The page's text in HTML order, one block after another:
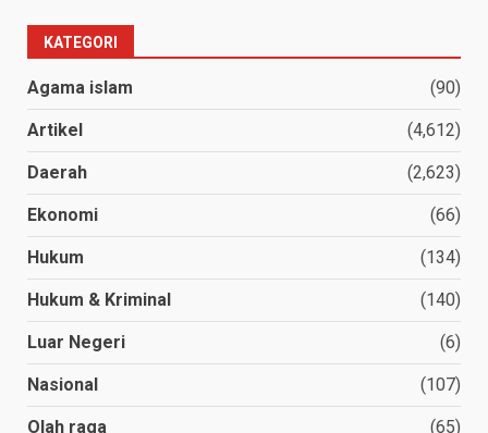
KATEGORI
Agama islam (90)
Artikel (4,612)
Daerah (2,623)
Ekonomi (66)
Hukum (134)
Hukum & Kriminal (140)
Luar Negeri (6)
Nasional (107)
Olah raga (65)